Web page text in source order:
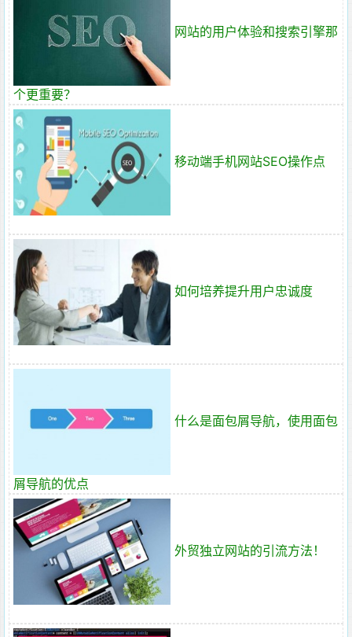
网站的用户体验和搜索引擎那
个更重要？
移动端手机网站SEO操作点
如何培养提升用户忠诚度
什么是面包屑导航，使用面包
屑导航的优点
外贸独立网站的引流方法！